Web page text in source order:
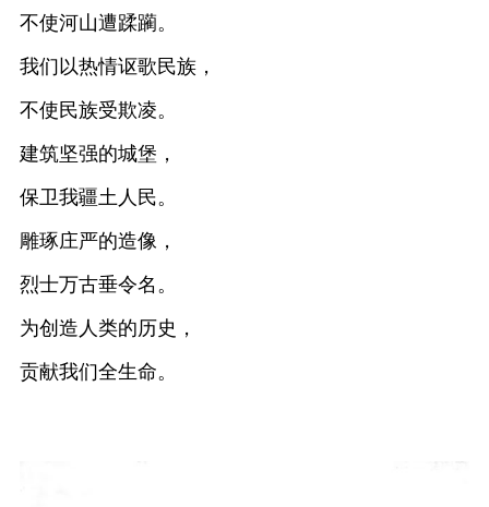
不使河山遭蹂躏。
我们以热情讴歌民族，
不使民族受欺凌。
建筑坚强的城堡，
保卫我疆土人民。
雕琢庄严的造像，
烈士万古垂令名。
为创造人类的历史，
贡献我们全生命。